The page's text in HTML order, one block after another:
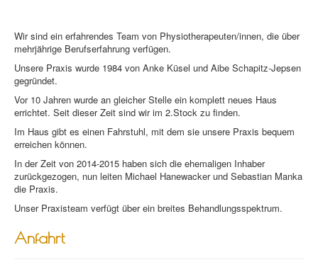
Wir sind ein erfahrendes Team von Physiotherapeuten/innen, die über
mehrjährige Berufserfahrung verfügen.
Unsere Praxis wurde 1984 von Anke Küsel und Aibe Schapitz-Jepsen
gegründet.
Vor 10 Jahren wurde an gleicher Stelle ein komplett neues Haus
errichtet. Seit dieser Zeit sind wir im 2.Stock zu finden.
Im Haus gibt es einen Fahrstuhl, mit dem sie unsere Praxis bequem
erreichen können.
In der Zeit von 2014-2015 haben sich die ehemaligen Inhaber
zurückgezogen, nun leiten Michael Hanewacker und Sebastian Manka
die Praxis.
Unser Praxisteam verfügt über ein breites Behandlungsspektrum.
Anfahrt